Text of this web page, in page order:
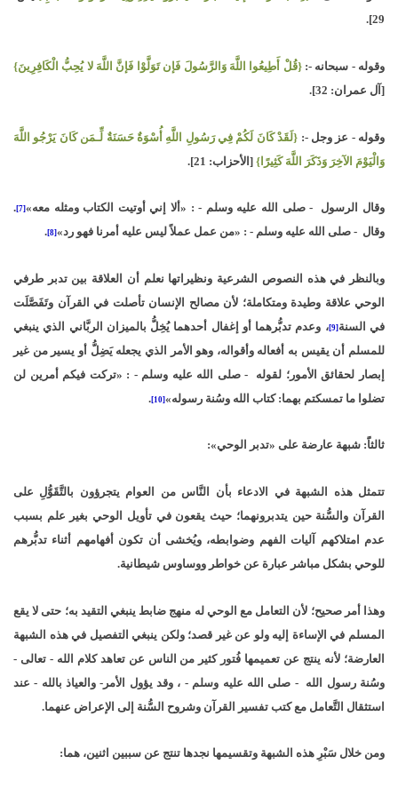
29].
وقوله - سبحانه -:{قُلْ أَطِيعُوا اللَّهَ وَالرَّسُولَ فَإن تَوَلَّوْا فَإنَّ اللَّهَ لا يُحِبُّ الْكَافِرِينَ}
[آل عمران: 32].
وقوله - عز وجل -: {لَقَدْ كَانَ لَكُمْ فِي رَسُولِ اللَّهِ أُسْوَةٌ حَسَنَةٌ لِّـمَن كَانَ يَرْجُو اللَّهَ
وَالْيَوْمَ الآخِرَ وَذَكَرَ اللَّهَ كَثِيرًا} [الأحزاب: 21].
وقال الرسول - صلى الله عليه وسلم - : «ألا إني أوتيت الكتاب ومثله معه»[7]
.
وقال - صلى الله عليه وسلم - : «من عمل عملاً ليس عليه أمرنا فهو رد»[8]
.
وبالنظر في هذه النصوص الشرعية ونظيراتها نعلم أن العلاقة بين تدبر طرفي
الوحي علاقة وطيدة ومتكاملة؛ لأن مصالح الإنسان تأصلت في القرآن وتَفَصَّلَت
في السنة[9]
، وعدم تدبُّرهما أو إغفال أحدهما يُخِلُّ بالميزان الربَّاني الذي ينبغي
للمسلم أن يقيس به أفعاله وأقواله، وهو الأمر الذي يجعله يَضِلُّ أو يسير من غير
إبصار لحقائق الأمور؛ لقوله - صلى الله عليه وسلم - : «تركت فيكم أمرين لن
تضلوا ما تمسكتم بهما: كتاب الله وسُنة رسوله»[10]
.
ثالثاًَ: شبهة عارضة على «تدبر الوحي»:
تتمثل هذه الشبهة في الادعاء بأن النَّاس من العوام يتجرؤون بالتَّقَوُّلِ على
القرآن والسُّنة حين يتدبرونهما؛ حيث يقعون في تأويل الوحي بغير علم بسبب
عدم امتلاكهم آليات الفهم وضوابطه، ويُخشى أن تكون أفهامهم أثناء تدبُّرهم
للوحي بشكل مباشر عبارة عن خواطر ووساوس شيطانية.
وهذا أمر صحيح؛ لأن التعامل مع الوحي له منهج ضابط ينبغي التقيد به؛ حتى لا يقع
المسلم في الإساءة إليه ولو عن غير قصد؛ ولكن ينبغي التفصيل في هذه الشبهة
العارضة؛ لأنه ينتج عن تعميمها فُتور كثير من الناس عن تعاهد كلام الله - تعالى -
وسُنة رسول الله - صلى الله عليه وسلم - ، وقد يؤول الأمر- والعياذ بالله - عند
استثقال التَّعامل مع كتب تفسير القرآن وشروح السُّنة إلى الإعراض عنهما.
ومن خلال سَبْرِ هذه الشبهة وتقسيمها نجدها تنتج عن سببين اثنين، هما: